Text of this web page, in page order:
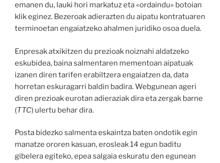
emanen du, lauki hori markatuz eta «ordaindu» botoian
klik eginez. Bezeroak adierazten du aipatu kontratuaren
terminoetan engaiatzeko ahalmen juridiko osoa duela.
Enpresak atxikitzen du prezioak noiznahi aldatzeko
eskubidea, baina salmentaren mementoan aipatuak
izanen diren tarifen erabiltzera engaiatzen da, data
horretan eskuragarri baldin badira. Webgunean ageri
diren prezioak eurotan adieraziak dira eta zergak barne
(TTC) ulertu behar dira.
Posta bidezko salmenta eskaintza baten ondotik egin
manatze ororen kasuan, erosleak 14 egun baditu
gibelera egiteko, epea salgaia eskuratu den egunean